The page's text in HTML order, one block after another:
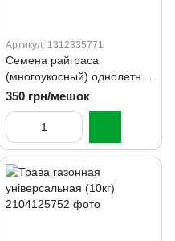
Артикул: 1312335771
Семена райграса
(многоукосный) однолетний
5кг
350 грн/мешок